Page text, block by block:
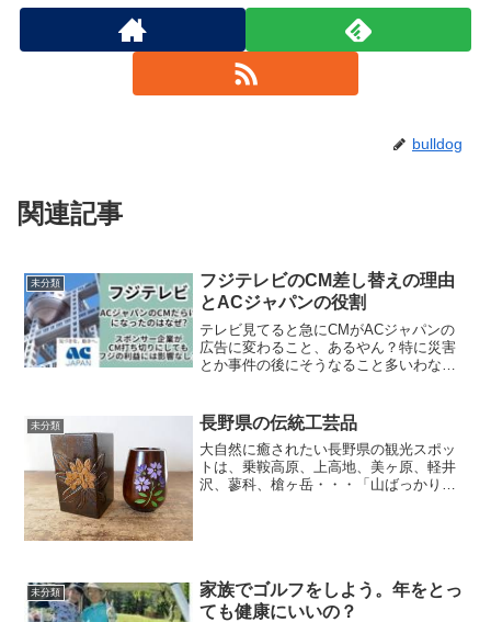
bulldog
関連記事
未分類
フジテレビのCM差し替えの理由
とACジャパンの役割
テレビ見てると急にCMがACジャパンの
広告に変わること、あるやん？特に災害
とか事件の後にそうなること多いわな。
ジテレビのCMが差し替えられる理由フジ
テレビをはじめ、日...
未分類 長野県の伝統工芸品
大自然に癒されたい長野県の観光スポッ
トは、乗鞍高原、上高地、美ヶ原、軽井
沢、蓼科、槍ヶ岳・・・「山ばっかり
未分類
家族でゴルフをしよう。年をとっ
ても健康にいいの？